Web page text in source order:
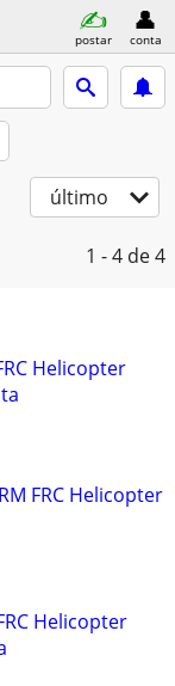
postar conta
último
1 - 4 de 4
Helicopter
FRC Helicopter
Helicopter